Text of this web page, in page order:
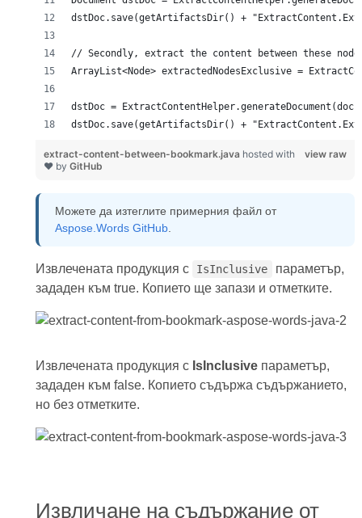
dstDoc.save(getArtifactsDir() +
view raw
extract-content-between-bookmark.java hosted with
❤ by GitHub
Можете да изтеглите примерния файл от
Aspose.Words GitHub.
Извлечената продукция с IsInclusive
параметър,
зададен към true. Копието ще запази и отметките.
Извлечената продукция с IsInclusiveпараметър,
зададен към false. Копието съдържа съдържанието,
но без отметките.
Извличане на съдържание от